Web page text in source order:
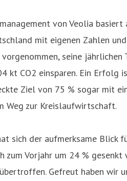
von Veolia basiert
mit eigenen Zahlen
seine
kt CO2 einsparen. Ein
Ziel von 75 % sogar mit
Weg zur Kreislaufwirtschaft.
sich der aufmerksame Blick
Vorjahr um 24 %
Gefreut haben wir